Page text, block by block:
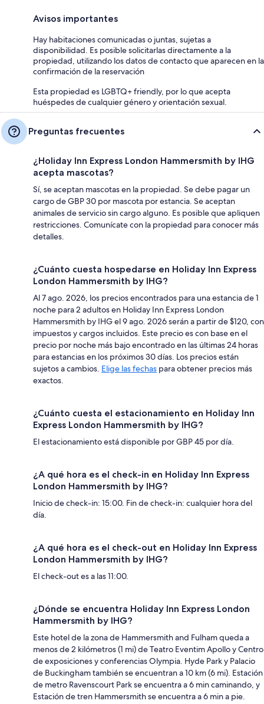
Avisos importantes
Hay habitaciones comunicadas o juntas, sujetas a
disponibilidad. Es posible solicitarlas directamente a la
propiedad, utilizando los datos de contacto que aparecen en la
confirmación de la reservación
Esta propiedad es LGBTQ+ friendly, por lo que acepta
huéspedes de cualquier género y orientación sexual.
Preguntas frecuentes
¿Holiday Inn Express London Hammersmith by IHG
acepta mascotas?
Sí, se aceptan mascotas en la propiedad. Se debe pagar un
cargo de GBP 30 por mascota por estancia. Se aceptan
animales de servicio sin cargo alguno. Es posible que apliquen
restricciones. Comunícate con la propiedad para conocer más
detalles.
¿Cuánto cuesta hospedarse en Holiday Inn Express
London Hammersmith by IHG?
Al 7 ago. 2026, los precios encontrados para una estancia de 1
noche para 2 adultos en Holiday Inn Express London
Hammersmith by IHG el 9 ago. 2026 serán a partir de $120, con
impuestos y cargos incluidos. Este precio es con base en el
precio por noche más bajo encontrado en las últimas 24 horas
para estancias en los próximos 30 días. Los precios están
sujetos a cambios. Elige las fechas para obtener precios más
exactos.
¿Cuánto cuesta el estacionamiento en Holiday Inn
Express London Hammersmith by IHG?
El estacionamiento está disponible por GBP 45 por día.
¿A qué hora es el check-in en Holiday Inn Express
London Hammersmith by IHG?
Inicio de check-in: 15:00. Fin de check-in: cualquier hora del
día.
¿A qué hora es el check-out en Holiday Inn Express
London Hammersmith by IHG?
El check-out es a las 11:00.
¿Dónde se encuentra Holiday Inn Express London
Hammersmith by IHG?
Este hotel de la zona de Hammersmith and Fulham queda a
menos de 2 kilómetros (1 mi) de Teatro Eventim Apollo y Centro
de exposiciones y conferencias Olympia. Hyde Park y Palacio
de Buckingham también se encuentran a 10 km (6 mi). Estación
de metro Ravenscourt Park se encuentra a 6 min caminando, y
Estación de tren Hammersmith se encuentra a 6 min a pie.